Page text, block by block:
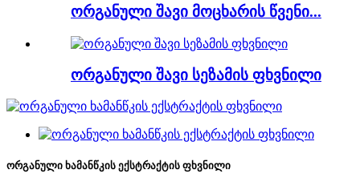
ორგანული შავი მოცხარის წვენი...
ორგანული შავი სეზამის ფხვნილი
ორგანული ხამანწკის ექსტრაქტის ფხვნილი